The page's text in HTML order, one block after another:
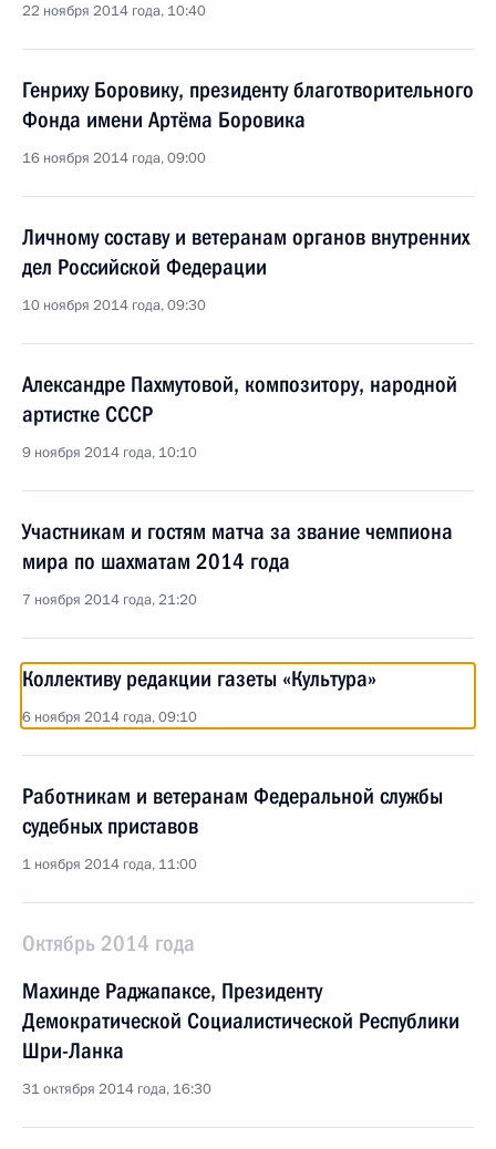
22 ноября 2014 года, 10:40
Генриху Боровику, президенту благотворительного
Фонда имени Артёма Боровика
16 ноября 2014 года, 09:00
Личному составу и ветеранам органов внутренних
дел Российской Федерации
10 ноября 2014 года, 09:30
Александре Пахмутовой, композитору, народной
артистке СССР
9 ноября 2014 года, 10:10
Участникам и гостям матча за звание чемпиона
мира по шахматам 2014 года
7 ноября 2014 года, 21:20
Коллективу редакции газеты «Культура»
6 ноября 2014 года, 09:10
Работникам и ветеранам Федеральной службы
судебных приставов
1 ноября 2014 года, 11:00
Октябрь 2014 года
Махинде Раджапаксе, Президенту
Демократической Социалистической Республики
Шри-Ланка
31 октября 2014 года, 16:30